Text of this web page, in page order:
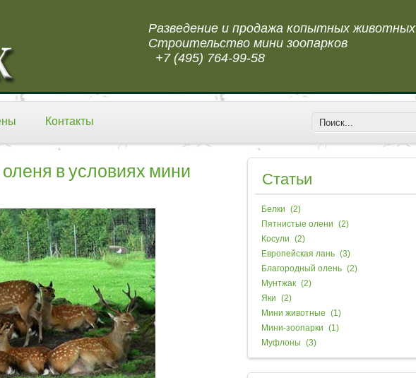
Разведение и продажа копытных животных
Строительство мини зоопарков
+7 (495) 764-99-58
Контакты
в условиях мини Статьи
Белки (2)
Пятнистые олени (2)
Косули (2)
Европейская лань (3)
Благородный олень (2)
Мунтжак (2)
Яки (2)
Мини животные (1)
Мини-зоопарки (1)
Муфлоны (3)